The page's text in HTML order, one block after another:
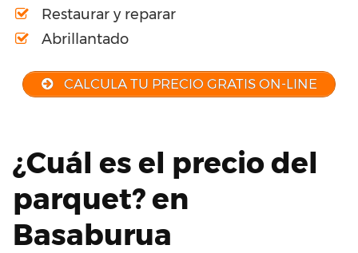
Restaurar y reparar
Abrillantado
CALCULA TU PRECIO GRATIS ON-LINE
¿Cuál es el precio del
parquet? en
Basaburua